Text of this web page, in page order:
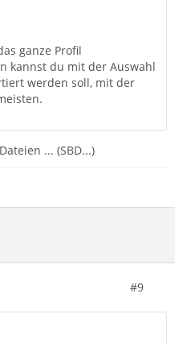
ganze Profil
kannst du mit der Auswahl
werden soll, mit der
... (SBD...)
#9